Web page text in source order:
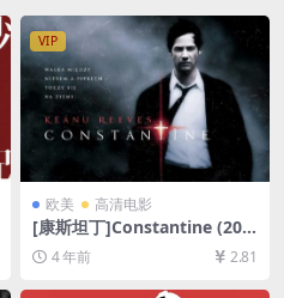
VIP
欧美 高清电影
[康斯坦丁]Constantine (200
5)[百度网盘+夸克网盘+迅雷云
盘资源1080P超清未删减][MP
4/7.7GB][中英字幕]
4 年前 2.81